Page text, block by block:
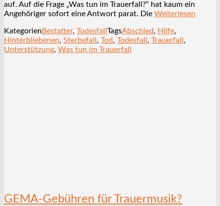
auf. Auf die Frage „Was tun im Trauerfall?“ hat kaum ein
Angehöriger sofort eine Antwort parat. Die Weiterlesen
Kategorien Bestatter, Todesfall TagsAbschied, Hilfe,
Hinterbliebenen, Sterbefall , Tod, Todesfall , Trauerfall ,
Unterstützung, Was tun im Trauerfall
GEMA-Gebühren für Trauermusik?